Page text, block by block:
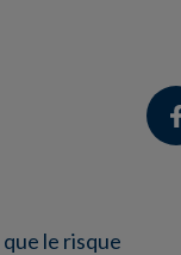
le risque